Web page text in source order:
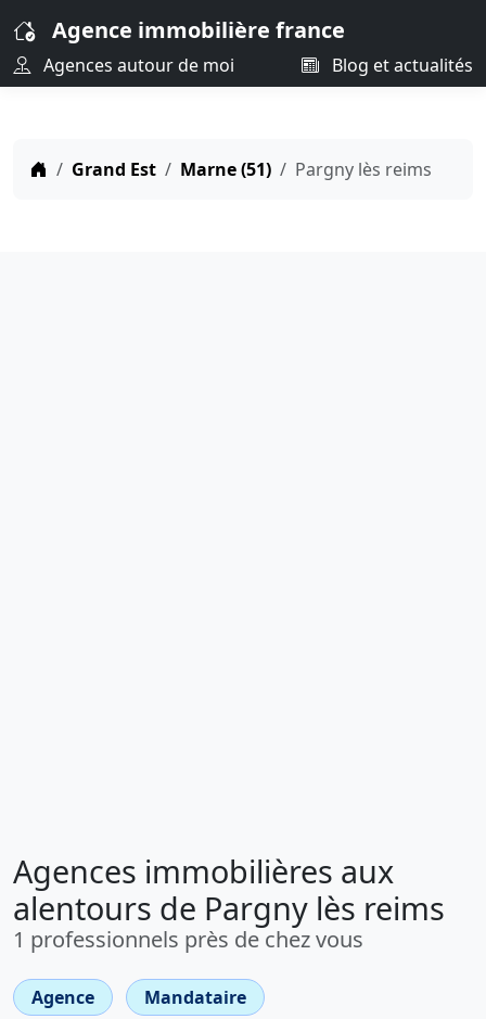
Agence immobilière france
Agences autour de moi Blog et actualités
Grand Est Marne (51) Pargny lès reims
Agences immobilières aux
alentours de Pargny lès reims
1 professionnels près de chez vous
Agence
Mandataire